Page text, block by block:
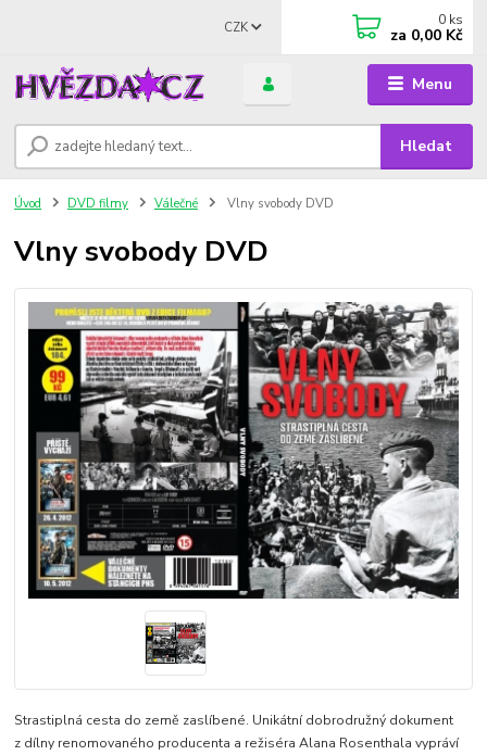
Menu
CZK
Hledat
0 ks
za 0,00 Kč
Úvod DVD filmy Válečné Vlny svobody DVD
Vlny svobody DVD
Strastiplná cesta do země zaslíbené. Unikátní dobrodružný dokument
z dílny renomovaného producenta a režiséra Alana Rosenthala vypráví